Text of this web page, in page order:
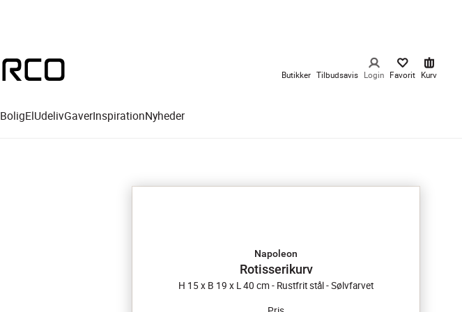
Butikker Tilbudsavis Login Favorit Kurv
BoligElUdelivGaverInspirationNyheder
Napoleon
Rotisserikurv
H 15 x B 19 x L 40 cm - Rustfrit stål - Sølvfarvet